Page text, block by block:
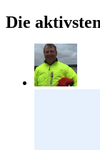
Die